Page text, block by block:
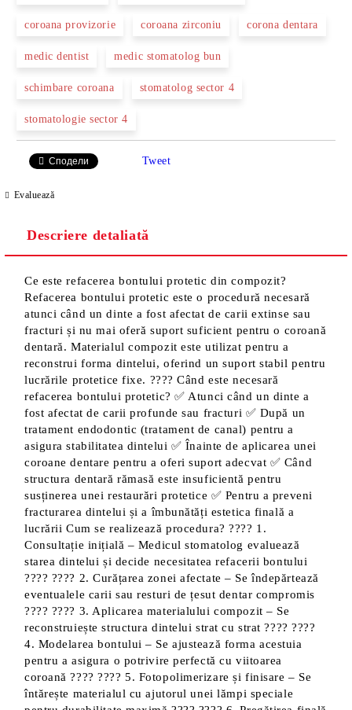
coroana provizorie coroana zirconiu corona dentara
medic dentist medic stomatolog bun
schimbare coroana stomatolog sector 4
stomatologie sector 4
Сподели Tweet
Evaluează
Descriere detaliată
Ce este refacerea bontului protetic din compozit?
Refacerea bontului protetic este o procedură necesară
atunci când un dinte a fost afectat de carii extinse sau
fracturi și nu mai oferă suport suficient pentru o coroană
dentară. Materialul compozit este utilizat pentru a
reconstrui forma dintelui, oferind un suport stabil pentru
lucrările protetice fixe. ???? Când este necesară
refacerea bontului protetic? ✅ Atunci când un dinte a
fost afectat de carii profunde sau fracturi ✅ După un
tratament endodontic (tratament de canal) pentru a
asigura stabilitatea dintelui ✅ Înainte de aplicarea unei
coroane dentare pentru a oferi suport adecvat ✅ Când
structura dentară rămasă este insuficientă pentru
susținerea unei restaurări protetice ✅ Pentru a preveni
fracturarea dintelui și a îmbunătăți estetica finală a
lucrării Cum se realizează procedura? ???? 1.
Consultație inițială – Medicul stomatolog evaluează
starea dintelui și decide necesitatea refacerii bontului
???? ???? 2. Curățarea zonei afectate – Se îndepărtează
eventualele carii sau resturi de țesut dentar compromis
???? ???? 3. Aplicarea materialului compozit – Se
reconstruiește structura dintelui strat cu strat ????️ ????
4. Modelarea bontului – Se ajustează forma acestuia
pentru a asigura o potrivire perfectă cu viitoarea
coroană ???? ???? 5. Fotopolimerizare și finisare – Se
întărește materialul cu ajutorul unei lămpi speciale